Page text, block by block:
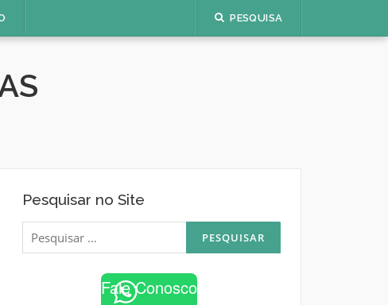
PESQUISA
Pesquisar no Site
Pesquisar
por:
Fale Conosco